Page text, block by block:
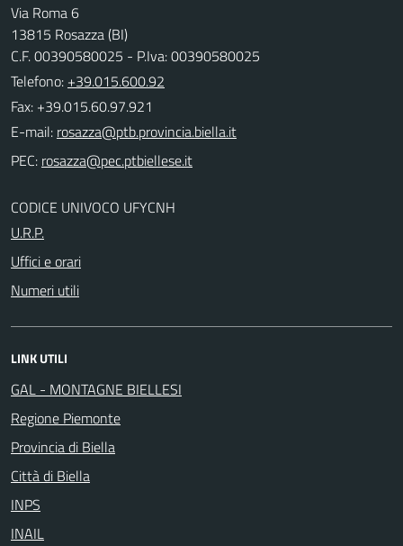
Via Roma 6
13815 Rosazza (BI)
C.F. 00390580025 - P.Iva: 00390580025
Telefono: +39.015.600.92
Fax: +39.015.60.97.921
E-mail:
PEC:
CODICE UNIVOCO UFYCNH
U.R.P.
Uffici e orari
Numeri utili
LINK UTILI
GAL - MONTAGNE BIELLESI
Regione Piemonte
Provincia di Biella
Città di Biella
INPS
INAIL